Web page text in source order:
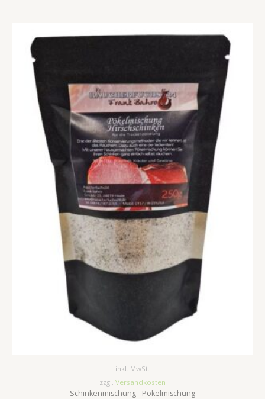
inkl. MwSt.
zzgl. Versandkosten
Schinkenmischung - Pökelmischung